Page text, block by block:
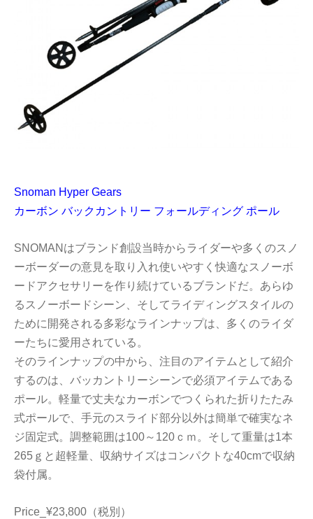
Snoman Hyper Gears
カーボン バックカントリー フォールディング ポール
SNOMANはブランド創設当時からライダーや多くのスノ
ーボーダーの意見を取り入れ使いやすく快適なスノーボ
ードアクセサリーを作り続けているブランドだ。あらゆ
るスノーボードシーン、そしてライディングスタイルの
ために開発される多彩なラインナップは、多くのライダ
ーたちに愛用されている。
そのラインナップの中から、注目のアイテムとして紹介
するのは、バッカントリーシーンで必須アイテムである
ポール。軽量で丈夫なカーボンでつくられた折りたたみ
式ポールで、手元のスライド部分以外は簡単で確実なネ
ジ固定式。調整範囲は100～120ｃｍ。そして重量は1本
265ｇと超軽量、収納サイズはコンパクトな40cmで収納
袋付属。
Price_¥23,800（税別）